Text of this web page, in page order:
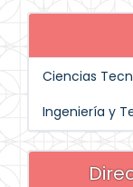
Ciencias
Ingeniería y